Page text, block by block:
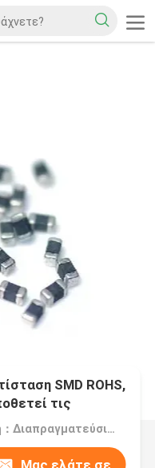
SMD ROHS,
τις
Τιμή：Διαπραγματεύσιμα
Μας ελάτε σε